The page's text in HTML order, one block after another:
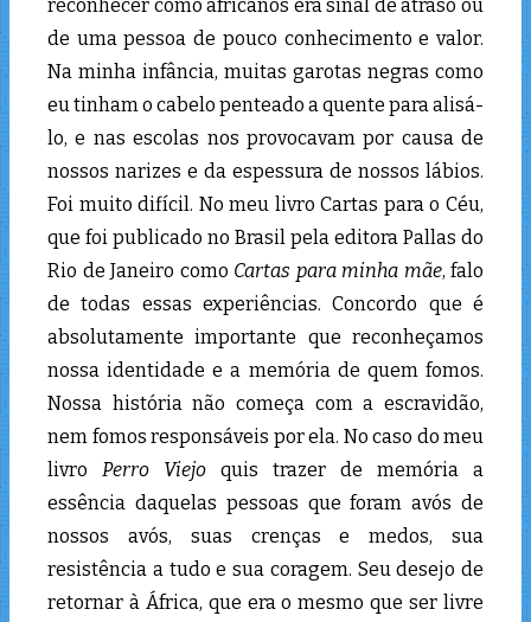
reconhecer como africanos era sinal de atraso ou
de uma pessoa de pouco conhecimento e valor.
Na minha infância, muitas garotas negras como
eu tinham o cabelo penteado a quente para alisá-
lo, e nas escolas nos provocavam por causa de
nossos narizes e da espessura de nossos lábios.
Foi muito difícil. No meu livro Cartas para o Céu,
que foi publicado no Brasil pela editora Pallas do
Rio de Janeiro como Cartas para minha mãe, falo
de todas essas experiências. Concordo que é
absolutamente importante que reconheçamos
nossa identidade e a memória de quem fomos.
Nossa história não começa com a escravidão,
nem fomos responsáveis ​​por ela. No caso do meu
livro Perro Viejo quis trazer de memória a
essência daquelas pessoas que foram avós de
nossos avós, suas crenças e medos, sua
resistência a tudo e sua coragem. Seu desejo de
retornar à África, que era o mesmo que ser livre